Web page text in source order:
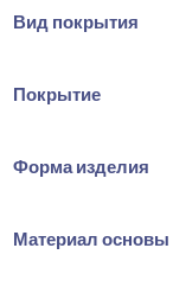
Вид покрытия
Покрытие
Форма изделия
Материал основы